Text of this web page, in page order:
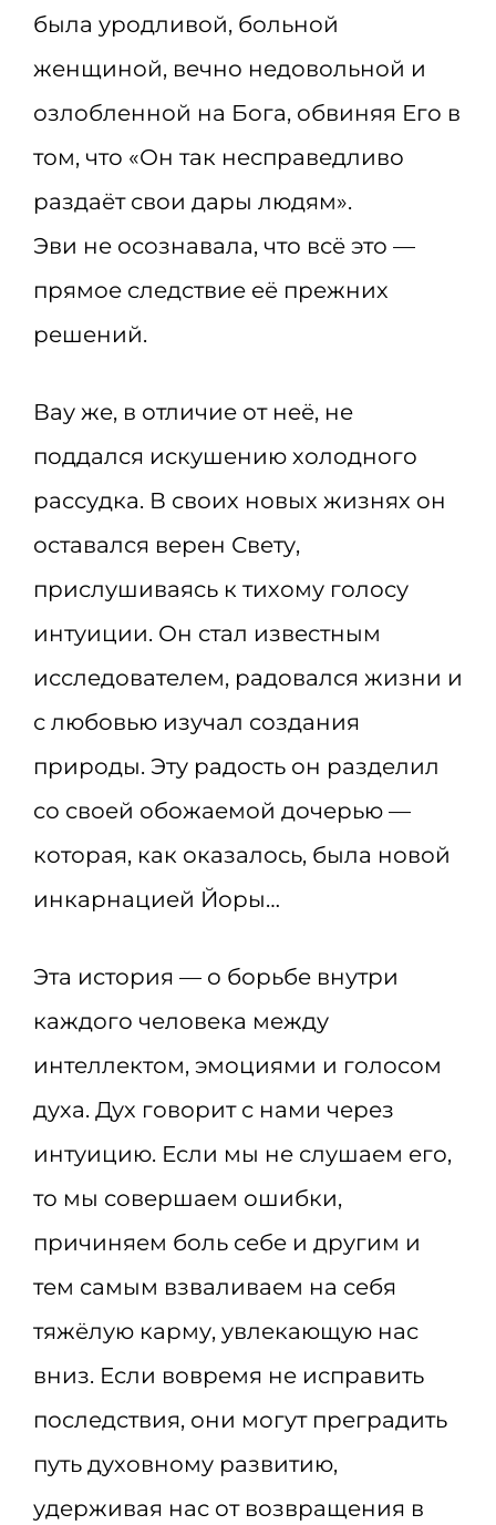
была уродливой, больной
женщиной, вечно недовольной и
озлобленной на Бога, обвиняя Его в
том, что «Он так несправедливо
раздаёт свои дары людям».
Эви не осознавала, что всё это —
прямое следствие её прежних
решений.
Вау же, в отличие от неё, не
поддался искушению холодного
рассудка. В своих новых жизнях он
оставался верен Свету,
прислушиваясь к тихому голосу
интуиции. Он стал известным
исследователем, радовался жизни и
с любовью изучал создания
природы. Эту радость он разделил
со своей обожаемой дочерью —
которая, как оказалось, была новой
инкарнацией Йоры…
Эта история — о борьбе внутри
каждого человека между
интеллектом, эмоциями и голосом
духа. Дух говорит с нами через
интуицию. Если мы не слушаем его,
то мы совершаем ошибки,
причиняем боль себе и другим и
тем самым взваливаем на себя
тяжёлую карму, увлекающую нас
вниз. Если вовремя не исправить
последствия, они могут преградить
путь духовному развитию,
удерживая нас от возвращения в